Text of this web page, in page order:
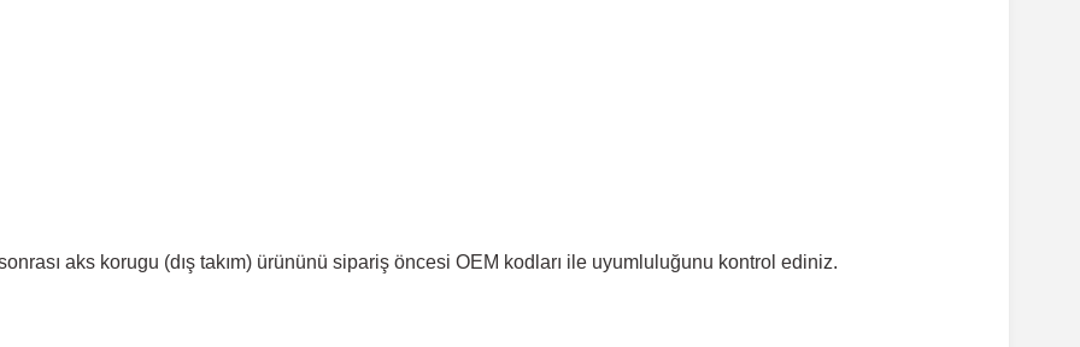
aks korugu (dış takım) ürününü sipariş öncesi OEM kodları ile uyumluluğunu kontrol ediniz.